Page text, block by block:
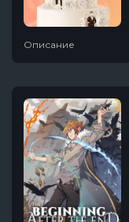
Описание